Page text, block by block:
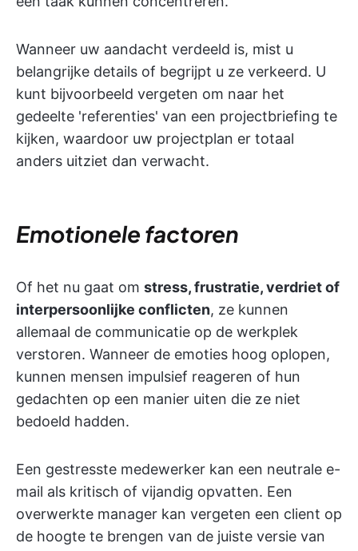
Wanneer uw aandacht verdeeld is, mist u
belangrijke details of begrijpt u ze verkeerd. U
kunt bijvoorbeeld vergeten om naar het
gedeelte 'referenties' van een projectbriefing te
kijken, waardoor uw projectplan er totaal
anders uitziet dan verwacht.
Emotionele factoren
Of het nu gaat om stress, frustratie, verdriet of
interpersoonlijke conflicten, ze kunnen
allemaal de communicatie op de werkplek
verstoren. Wanneer de emoties hoog oplopen,
kunnen mensen impulsief reageren of hun
gedachten op een manier uiten die ze niet
bedoeld hadden.
Een gestresste medewerker kan een neutrale e-
mail als kritisch of vijandig opvatten. Een
overwerkte manager kan vergeten een client op
de hoogte te brengen van de juiste versie van